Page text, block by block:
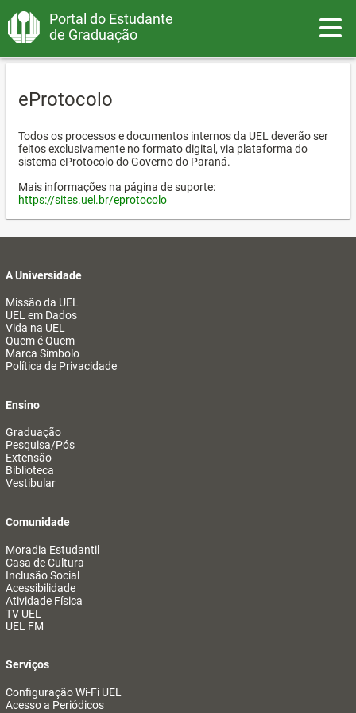
Portal do Estudante
de Graduação
eProtocolo
Todos os processos e documentos internos da UEL deverão ser
feitos exclusivamente no formato digital, via plataforma do
sistema eProtocolo do Governo do Paraná.
Mais informações na página de suporte:
https://sites.uel.br/eprotocolo
A Universidade
Missão da UEL
UEL em Dados
Vida na UEL
Quem é Quem
Marca Símbolo
Política de Privacidade
Ensino
Graduação
Pesquisa/Pós
Extensão
Biblioteca
Vestibular
Comunidade
Moradia Estudantil
Casa de Cultura
Inclusão Social
Acessibilidade
Atividade Física
TV UEL
UEL FM
Serviços
Configuração Wi-Fi UEL
Acesso a Periódicos